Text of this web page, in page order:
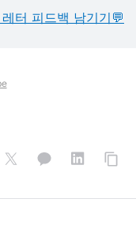
터 피드백 남기기💬